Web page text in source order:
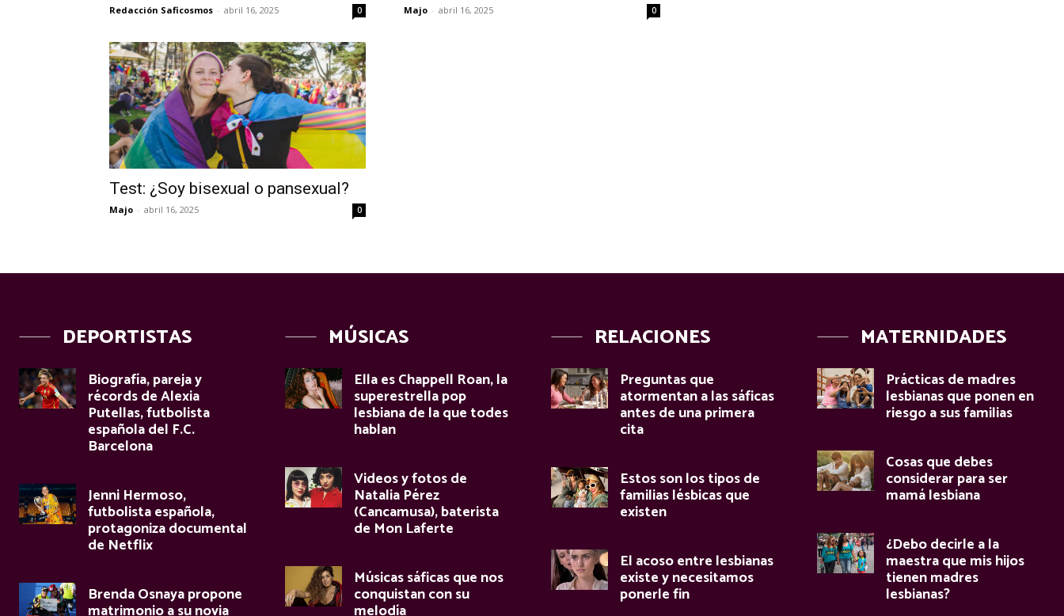
Redacción Saficosmos - abril 16, 2025 0 Majo - abril 16, 2025 0
Test: ¿Soy bisexual o pansexual?
Majo - abril 16, 2025 0
DEPORTISTAS
Biografía, pareja y
récords de Alexia
Putellas, futbolista
española del F.C.
Barcelona
Jenni Hermoso,
futbolista española,
protagoniza documental
de Netflix
Brenda Osnaya propone
MÚSICAS
Ella es Chappell Roan, la
superestrella pop
lesbiana de la que todes
hablan
Videos y fotos de
Natalia Pérez
(Cancamusa), baterista
de Mon Laferte
Músicas sáficas que nos
conquistan con su
RELACIONES
Preguntas que
atormentan a las sáficas
antes de una primera
cita
Estos son los tipos de
familias lésbicas que
existen
El acoso entre lesbianas
existe y necesitamos
ponerle fin
MATERNIDADES
Prácticas de madres
lesbianas que ponen en
riesgo a sus familias
Cosas que debes
considerar para ser
mamá lesbiana
¿Debo decirle a la
maestra que mis hijos
tienen madres
lesbianas?